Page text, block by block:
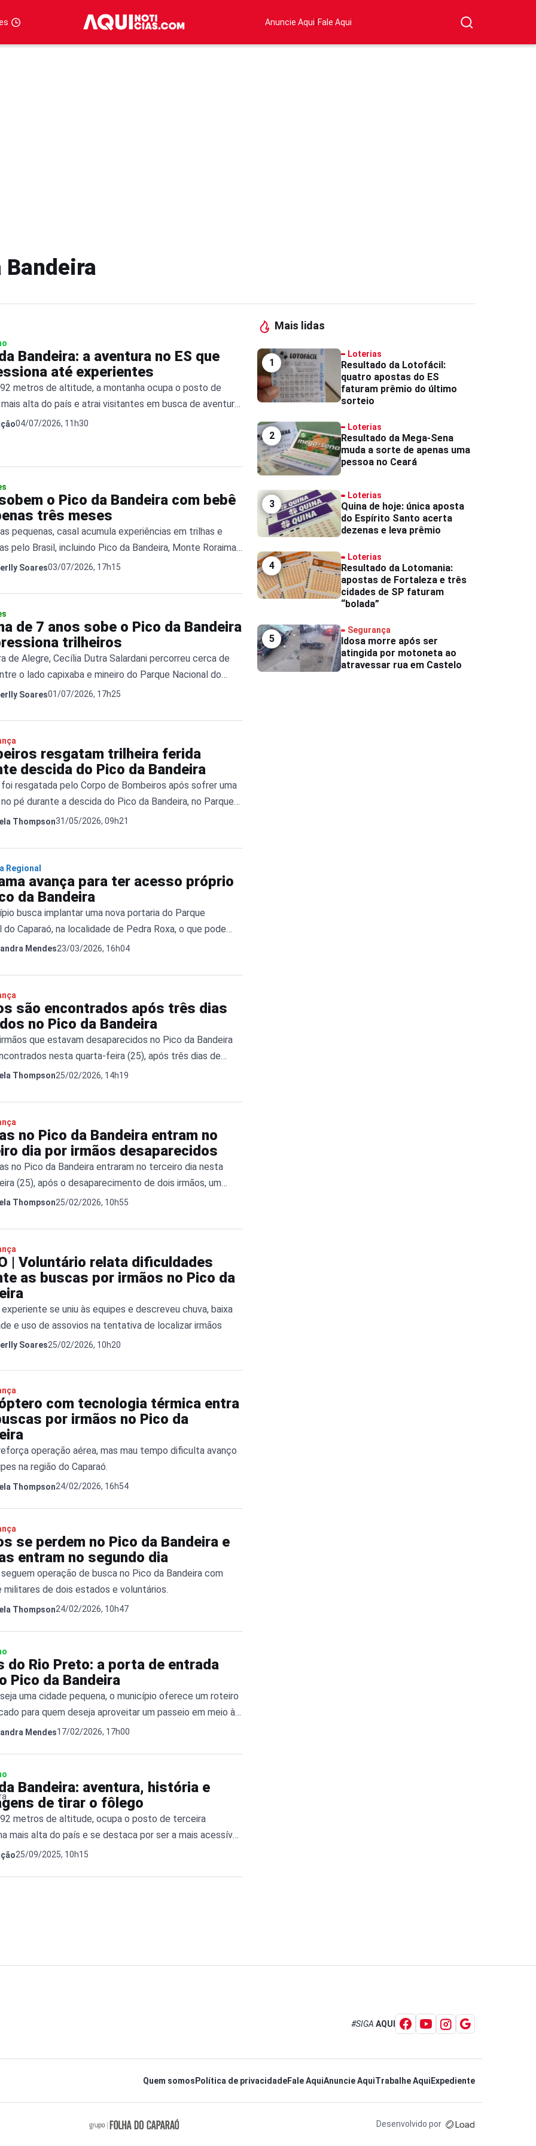
Anuncie Aqui|Fale Aqui
Bandeira
Bandeira: a aventura no ES que
até experientes
metros de altitude, a montanha ocupa o posto de
alta do país e atrai visitantes em busca de aventura,
e paisagens impressionantes.
04/07/2026, 11h30
o Pico da Bandeira com bebê
três meses
pequenas, casal acumula experiências em trilhas e
pelo Brasil, incluindo Pico da Bandeira, Monte Roraima
Órgãos.
Soares03/07/2026, 17h15
de 7 anos sobe o Pico da Bandeira
trilheiros
de Alegre, Cecília Dutra Salardani percorreu cerca de
o lado capixaba e mineiro do Parque Nacional do
Soares01/07/2026, 17h25
resgatam trilheira ferida
descida do Pico da Bandeira
foi resgatada pelo Corpo de Bombeiros após sofrer uma
pé durante a descida do Pico da Bandeira, no Parque
do Caparaó.
Thompson31/05/2026, 09h21
Regional
avança para ter acesso próprio
da Bandeira
busca implantar uma nova portaria do Parque
do Caparaó, na localidade de Pedra Roxa, o que pode
direta ao Pico da Bandeira
Mendes23/03/2026, 16h04
são encontrados após três dias
no Pico da Bandeira
que estavam desaparecidos no Pico da Bandeira
nesta quarta-feira (25), após três dias de
na região do Caparaó. O homem, de 24 anos, e a
de difícil acesso. Receba as principais notícias no seu
clique […]
Thompson25/02/2026, 14h19
no Pico da Bandeira entram no
dia por irmãos desaparecidos
no Pico da Bandeira entraram no terceiro dia nesta
(25), após o desaparecimento de dois irmãos, um
24 anos e uma mulher de 27 anos, na região do
desde a madrugada do dia 23. Receba as principais
Thompson25/02/2026, 10h55
| Voluntário relata dificuldades
as buscas por irmãos no Pico da
se uniu às equipes e descreveu chuva, baixa
e uso de assovios na tentativa de localizar irmãos
Soares25/02/2026, 10h20
com tecnologia térmica entra
por irmãos no Pico da
operação aérea, mas mau tempo dificulta avanço
na região do Caparaó.
Thompson24/02/2026, 16h54
se perdem no Pico da Bandeira e
entram no segundo dia
operação de busca no Pico da Bandeira com
militares de dois estados e voluntários.
Thompson24/02/2026, 10h47
do Rio Preto: a porta de entrada
Pico da Bandeira
uma cidade pequena, o município oferece um roteiro
para quem deseja aproveitar um passeio em meio à
cultura e gastronomia regional.
Mendes17/02/2026, 17h00
Bandeira: aventura, história e
de tirar o fôlego
metros de altitude, ocupa o posto de terceira
mais alta do país e se destaca por ser a mais acessível
gigantes
25/09/2025, 10h15
Mais lidas
1
Loterias
Resultado da Lotofácil:
quatro apostas do ES
faturam prêmio do último
sorteio
2
Loterias
Resultado da Mega-Sena
muda a sorte de apenas uma
pessoa no Ceará
3
Loterias
Quina de hoje: única aposta
do Espírito Santo acerta
dezenas e leva prêmio
4
Loterias
Resultado da Lotomania:
apostas de Fortaleza e três
cidades de SP faturam
“bolada”
5
Segurança
Idosa morre após ser
atingida por motoneta ao
atravessar rua em Castelo
#SIGA AQUI
Quem somos Política de privacidadeFale AquiAnuncie AquiTrabalhe Aqui Expediente
Desenvolvido por